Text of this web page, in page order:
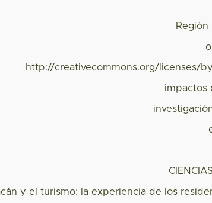
Región
http://creativecommons.org/licenses/
impactos
y el turismo: la experiencia de los